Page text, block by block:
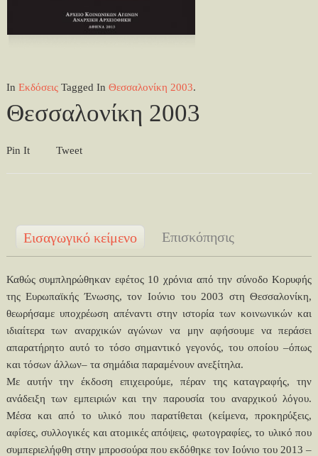
In ΕκδόσειςTagged In Θεσσαλονίκη 2003.
Θεσσαλονίκη 2003
Pin It Tweet
Εισαγωγικό κείμενο Επισκόπησις
Καθώς συμπληρώθηκαν εφέτος 10 χρόνια από την σύνοδο Κορυφής
της Ευρωπαϊκής Ένωσης, τον Ιούνιο του 2003 στη Θεσσαλονίκη,
θεωρήσαμε υποχρέωση απέναντι στην ιστορία των κοινωνικών και
ιδιαίτερα των αναρχικών αγώνων να μην αφήσουμε να περάσει
απαρατήρητο αυτό το τόσο σημαντικό γεγονός, του οποίου –όπως
και τόσων άλλων– τα σημάδια παραμένουν ανεξίτηλα.
Με αυτήν την έκδοση επιχειρούμε, πέραν της καταγραφής, την
ανάδειξη των εμπειριών και την παρουσία του αναρχικού λόγου.
Μέσα και από το υλικό που παρατίθεται (κείμενα, προκηρύξεις,
αφίσες, συλλογικές και ατομικές απόψεις, φωτογραφίες, το υλικό που
συμπεριελήφθη στην μπροσούρα που εκδόθηκε τον Ιούνιο του 2013 –